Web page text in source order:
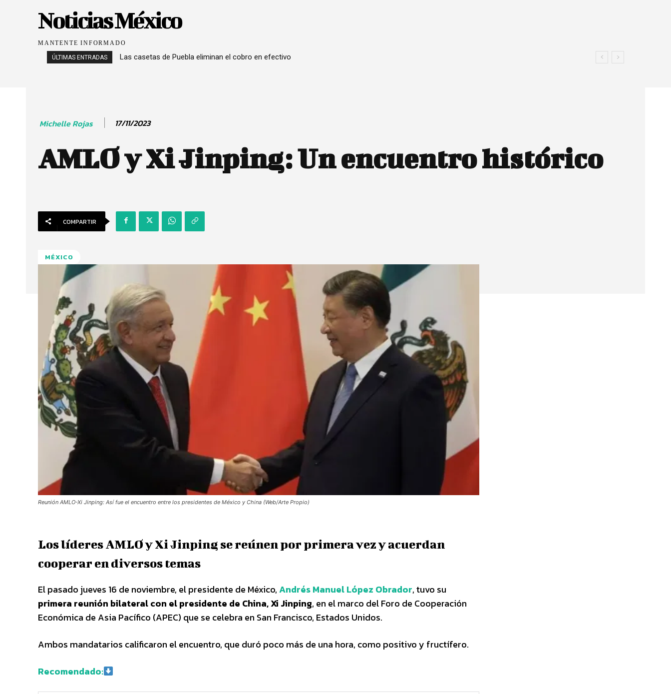
Noticias México
MANTENTE INFORMADO
ÚLTIMAS ENTRADAS Las casetas de Puebla eliminan el cobro en efectivo
Michelle Rojas 17/11/2023
AMLO y Xi Jinping: Un encuentro histórico
COMPARTIR
MÉXICO
Reunión AMLO-Xi Jinping: Así fue el encuentro entre los presidentes de México y China (Web/Arte Propio)
Los líderes AMLO y Xi Jinping se reúnen por primera vez y acuerdan
cooperar en diversos temas
El pasado jueves 16 de noviembre, el presidente de México,Andrés Manuel López Obrador, tuvo su
primera reunión bilateral con el presidente de China, Xi Jinping, en el marco del Foro de Cooperación
Económica de Asia Pacífico (APEC) que se celebra en San Francisco, Estados Unidos.
Ambos mandatarios calificaron el encuentro, que duró poco más de una hora, como positivo y fructífero.
Recomendado: